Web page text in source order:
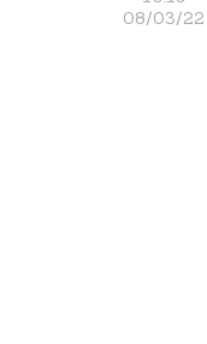
08/03/22